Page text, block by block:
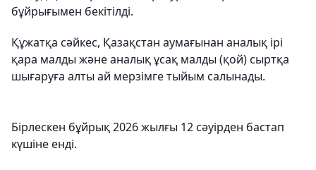
бұйрығымен бекітілді.
Құжатқа сәйкес, Қазақстан аумағынан аналық ірі
қара малды және аналық ұсақ малды (қой) сыртқа
шығаруға алты ай мерзімге тыйым салынады.
Бірлескен бұйрық 2026 жылғы 12 сәуірден бастап
күшіне енді.